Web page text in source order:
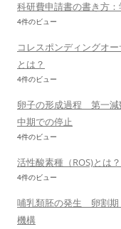
科研費申請書の書き方
4件のビュー
コレスポンディングオ
とは？
4件のビュー
卵子の形成過程 第一減
中期での停止
4件のビュー
活性酸素種（ROS)とは
4件のビュー
哺乳類胚の発生 卵割
機構